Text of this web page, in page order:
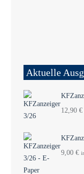
Aktuelle
12,90 €
9,00 €